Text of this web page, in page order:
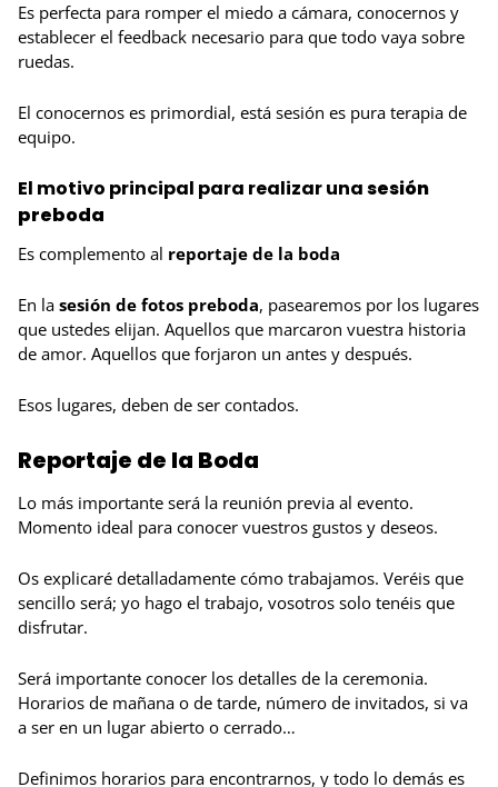
Es perfecta para romper el miedo a cámara, conocernos y
establecer el feedback necesario para que todo vaya sobre
ruedas.
El conocernos es primordial, está sesión es pura terapia de
equipo.
El motivo principal para realizar unasesión
preboda
Es complemento al reportaje de la boda
En la sesión de fotos preboda, pasearemos por los lugares
que ustedes elijan. Aquellos que marcaron vuestra historia
de amor. Aquellos que forjaron un antes y después.
Esos lugares, deben de ser contados.
Reportaje de la Boda
Lo más importante será la reunión previa al evento.
Momento ideal para conocer vuestros gustos y deseos.
Os explicaré detalladamente cómo trabajamos. Veréis que
sencillo será; yo hago el trabajo, vosotros solo tenéis que
disfrutar.
Será importante conocer los detalles de la ceremonia.
Horarios de mañana o de tarde, número de invitados, si va
a ser en un lugar abierto o cerrado…
Definimos horarios para encontrarnos, y todo lo demás es